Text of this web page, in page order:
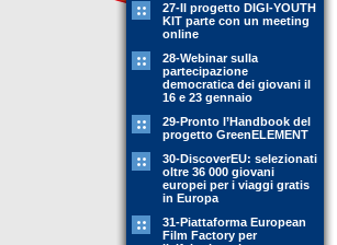
27-Il progetto DIGI-YOUTH
KIT parte con un meeting
online
28-Webinar sulla
partecipazione
democratica dei giovani il
16 e 23 gennaio
29-Pronto l’Handbook del
progetto GreenELEMENT
30-DiscoverEU: selezionati
oltre 36 000 giovani
europei per i viaggi gratis
in Europa
31-Piattaforma European
Film Factory per